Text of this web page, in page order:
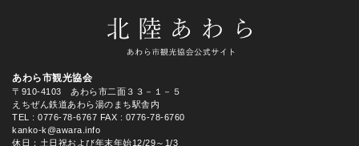
あわら市観光協会
〒910-4103 あわら市二面３３－１－５
えちぜん鉄道あわら湯のまち駅舎内
TEL
: 0776-78-6767 FAX : 0776-78-6760
kanko-k@awara.info
休日：土日祝および年末年始12/29～1/3